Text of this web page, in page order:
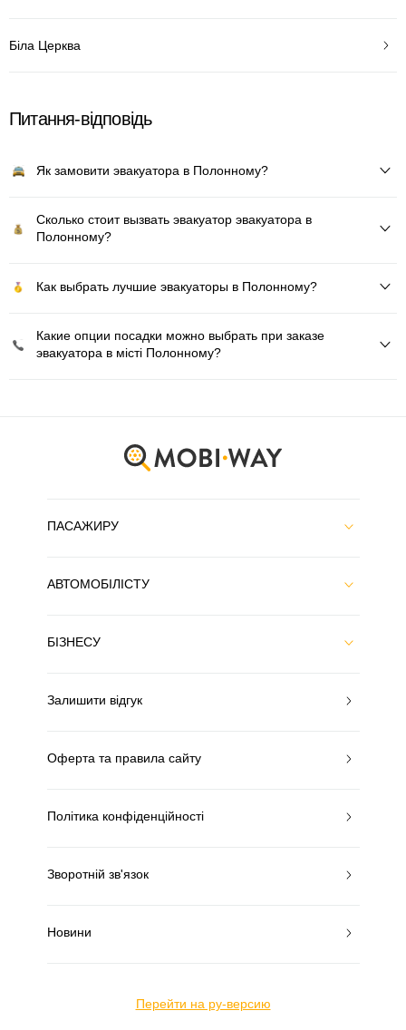
Біла Церква
Питання-відповідь
Як замовити эвакуатора в Полонному?
Сколько стоит вызвать эвакуатор эвакуатора в
Полонному?
Как выбрать лучшие эвакуаторы в Полонному?
Какие опции посадки можно выбрать при заказе
эвакуатора в місті Полонному?
ПАСАЖИРУ
АВТОМОБІЛІСТУ
БІЗНЕСУ
Залишити відгук
Оферта та правила сайту
Політика конфіденційності
Зворотній зв'язок
Новини
Перейти на ру-версию